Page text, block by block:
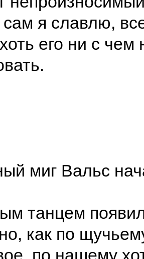
я славлю,
его ни с чем
миг Вальс
танцем
как по
по нашему